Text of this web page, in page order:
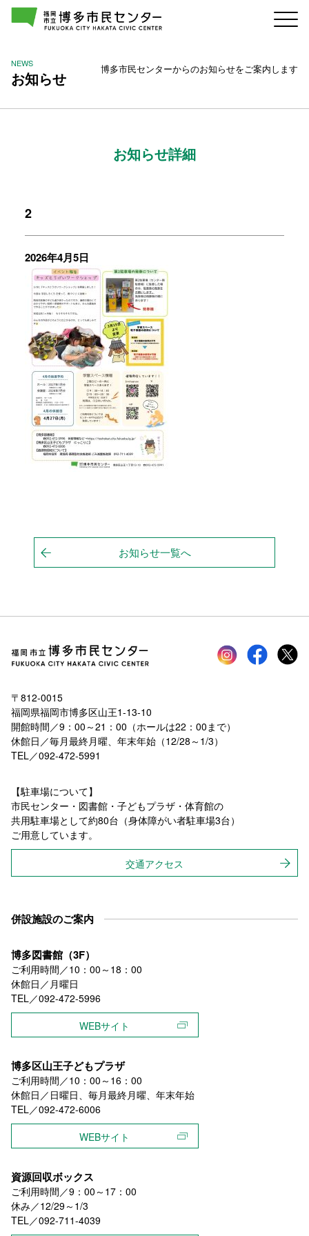
NEWS
お知らせ 博多市民センターからのお知らせをご案内します
お知らせ詳細
2
2026年4月5日
お知らせ一覧へ
Instagramfacebook
〒812-0015
福岡県福岡市博多区山王1-13-10
開館時間／9：00～21：00（ホールは22：00まで）
休館日／毎月最終月曜、年末年始（12/28～1/3）
TEL／092-472-5991
【駐車場について】
市民センター・図書館・子どもプラザ・体育館の
共用駐車場として約80台（身体障がい者駐車場3台）
ご用意しています。
交通アクセス
併設施設のご案内
博多図書館（3F）
ご利用時間／10：00～18：00
休館日／月曜日
TEL／092-472-5996
WEBサイト
博多区山王子どもプラザ
ご利用時間／10：00～16：00
休館日／日曜日、毎月最終月曜、年末年始
TEL／092-472-6006
WEBサイト
資源回収ボックス
ご利用時間／9：00～17：00
休み／12/29～1/3
TEL／092-711-4039